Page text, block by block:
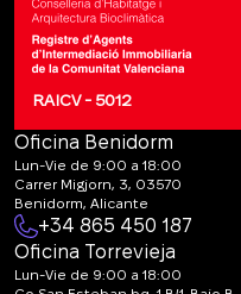
RAICV - 5012
Oficina Benidorm
Lun-Vie de 9:00 a 18:00
Carrer Migjorn, 3, 03570
Benidorm, Alicante
+34 865 450 187
Oficina Torrevieja
Lun-Vie de 9:00 a 18:00